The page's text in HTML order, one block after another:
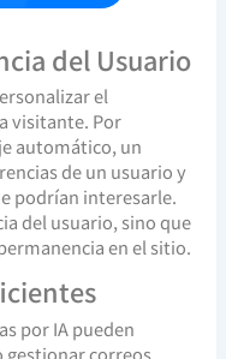
del Usuario
el
visitante. Por
automático, un
de un usuario y
podrían interesarle.
del usuario, sino que
en el sitio.
por IA pueden
gestionar correos